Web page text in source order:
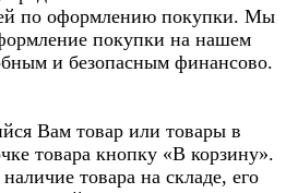
по оформлению покупки. Мы
покупки на нашем
и безопасным финансово.
Вам товар или товары в
товара кнопку «В корзину».
товара на складе, его